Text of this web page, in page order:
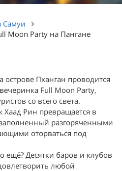
Самуи
Moon Party на Пангане
острове Пханган проводится
Full Moon Party,
со всего света.
Рин превращается в
разгоряченными
оторваться под
ещё? Десятки баров и клубов
любой